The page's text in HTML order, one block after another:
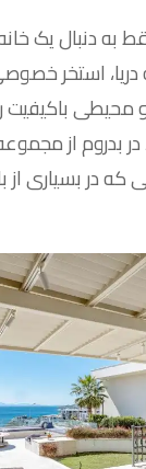
به دنبال یک
استخر
محیطی باکیفیت
بدروم از
در بسیاری از